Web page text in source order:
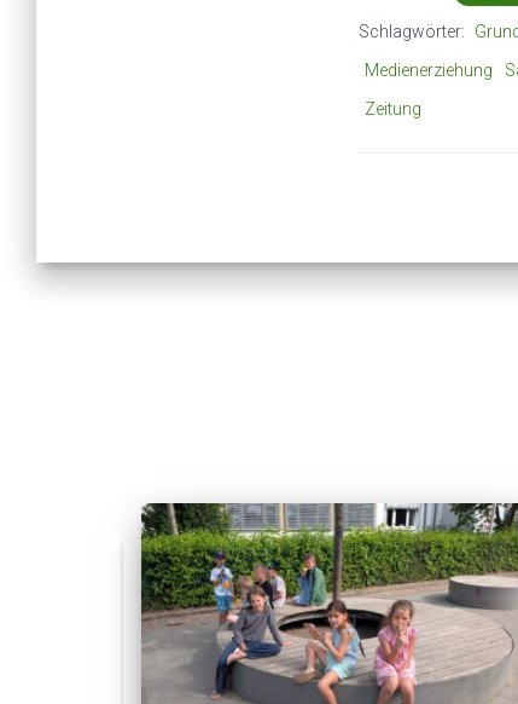
Schlagwörter:
Medienerziehung
Zeitung